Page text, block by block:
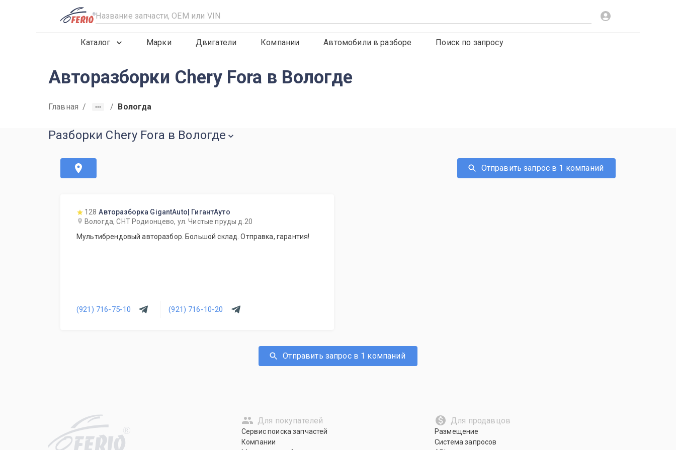
R
Каталог Марки Двигатели Компании Автомобили в разборе Поиск по запросу
Авторазборки Chery Fora в Вологде
Главная / / Вологда
Разборки Chery Fora в Вологде
Отправить запрос в 1 компаний
128 Авторазборка GigantAuto| ГигантАуто
Вологда, СНТ Родионцево, ул. Чистые пруды д.20
Мультибрендовый авторазбор. Большой склад. Отправка, гарантия!
(921) 716-75-10 (921) 716-10-20
Отправить запрос в 1 компаний
R
Для покупателей
Сервис поиска запчастей
Компании
Для продавцов
Размещение
Система запросов